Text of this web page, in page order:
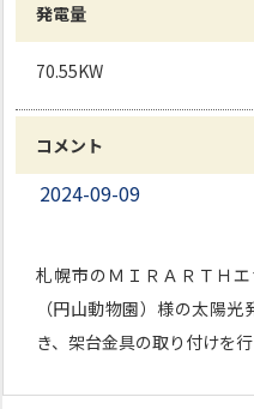
発電量
70.55KW
コメント
2024-09-09
札幌市のＭＩＲＡＲＴＨ
（円山動物園）様の太陽
き、架台金具の取り付けを